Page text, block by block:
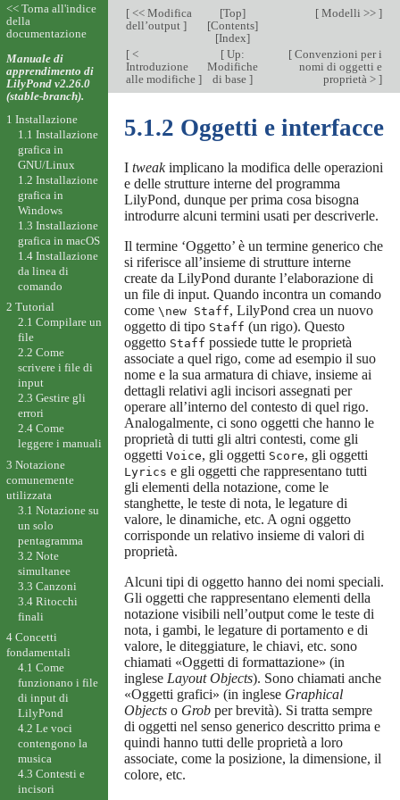
[<< Modifica
dell’output ]
[Top]
[Contents]
[Index]
[Modelli >> ]
[<
Introduzione
alle modifiche ]
[ Up:
Modifiche
di base]
[Convenzioni per i
nomi di oggetti e
proprietà > ]
5.1.2 Oggetti e interfacce
I tweakimplicano la modifica delle operazioni
e delle strutture interne del programma
LilyPond, dunque per prima cosa bisogna
introdurre alcuni termini usati per descriverle.
Il termine ‘Oggetto’ è un termine generico che
si riferisce all’insieme di strutture interne
create da LilyPond durante l’elaborazione di
un file di input. Quando incontra un comando
come \new Staff, LilyPond crea un nuovo
oggetto di tipo Staff (un rigo). Questo
oggetto Staff possiede tutte le proprietà
associate a quel rigo, come ad esempio il suo
nome e la sua armatura di chiave, insieme ai
dettagli relativi agli incisori assegnati per
operare all’interno del contesto di quel rigo.
Analogalmente, ci sono oggetti che hanno le
proprietà di tutti gli altri contesti, come gli
oggetti Voice, gli oggetti Score, gli oggetti
Lyrics e gli oggetti che rappresentano tutti
gli elementi della notazione, come le
stanghette, le teste di nota, le legature di
valore, le dinamiche, etc. A ogni oggetto
corrisponde un relativo insieme di valori di
proprietà.
Alcuni tipi di oggetto hanno dei nomi speciali.
Gli oggetti che rappresentano elementi della
notazione visibili nell’output come le teste di
nota, i gambi, le legature di portamento e di
valore, le diteggiature, le chiavi, etc. sono
chiamati «Oggetti di formattazione» (in
inglese Layout Objects). Sono chiamati anche
«Oggetti grafici» (in inglese Graphical
Objectso Grobper brevità). Si tratta sempre
di oggetti nel senso generico descritto prima e
quindi hanno tutti delle proprietà a loro
associate, come la posizione, la dimensione, il
colore, etc.
<< Torna all'indice
della
documentazione
Manuale di
apprendimento di
LilyPond v2.26.0
(stable-branch).
1 Installazione
1.1 Installazione
grafica in
GNU/Linux
1.2 Installazione
grafica in
Windows
1.3 Installazione
grafica in macOS
1.4 Installazione
da linea di
comando
2 Tutorial
2.1 Compilare un
file
2.2 Come
scrivere i file di
input
2.3 Gestire gli
errori
2.4 Come
leggere i manuali
3 Notazione
comunemente
utilizzata
3.1 Notazione su
un solo
pentagramma
3.2 Note
simultanee
3.3 Canzoni
3.4 Ritocchi
finali
4 Concetti
fondamentali
4.1 Come
funzionano i file
di input di
LilyPond
4.2 Le voci
contengono la
musica
4.3 Contesti e
incisori